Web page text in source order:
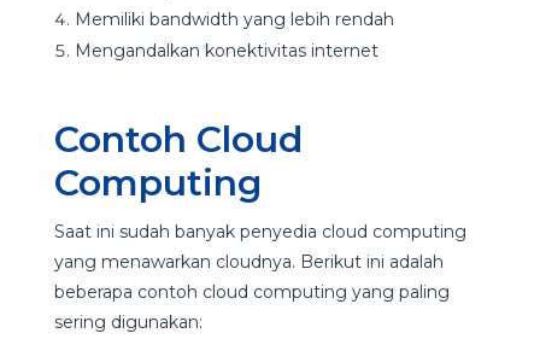
Memiliki bandwidth yang lebih rendah
Mengandalkan konektivitas internet
Contoh Cloud
Computing
Saat ini sudah banyak penyedia cloud computing
yang menawarkan cloudnya. Berikut ini adalah
beberapa contoh cloud computing yang paling
sering digunakan: